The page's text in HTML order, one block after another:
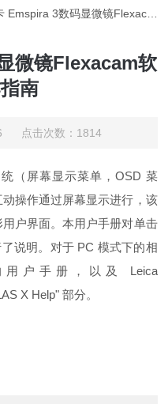
3数码显微镜Flexacam软件操作指南
微镜Flexacam软
南
点击次数：1814
（屏幕显示菜单，OSD 菜
操作通过屏幕显示进行，该
户界面。本用户手册对单击
说明。对于 PC 模式下的相
户手册，以及 Leica
X Help" 部分。